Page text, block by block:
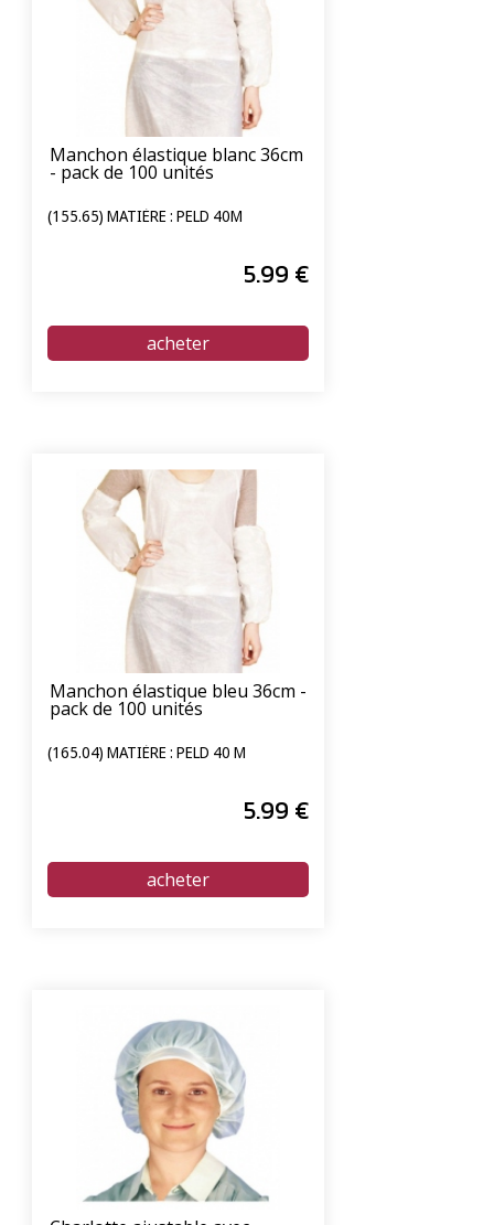
Manchon élastique blanc 36cm
- pack de 100 unités
(155.65) MATIÈRE : PELD 40Μ
5.99 €
Manchon élastique bleu 36cm -
pack de 100 unités
(165.04) MATIÈRE : PELD 40 Μ
5.99 €